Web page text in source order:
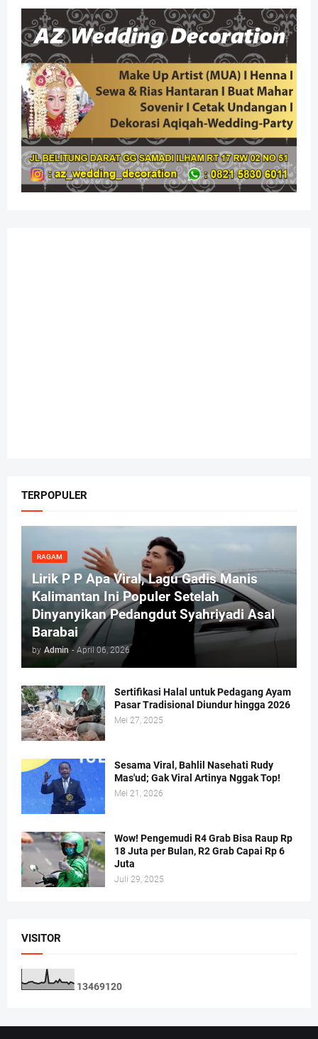
TERPOPULER
RAGAM
Lirik P P Apa Viral, Lagu Gadis Manis
Kalimantan Ini Populer Setelah
Dinyanyikan Pedangdut Syahriyadi Asal
Barabai
by Admin - April 06, 2026
Sertifikasi Halal untuk Pedagang Ayam
Pasar Tradisional Diundur hingga 2026
Mei 27, 2025
Sesama Viral, Bahlil Nasehati Rudy
Mas'ud; Gak Viral Artinya Nggak Top!
Mei 21, 2026
Wow! Pengemudi R4 Grab Bisa Raup Rp
18 Juta per Bulan, R2 Grab Capai Rp 6
Juta
Juli 29, 2025
VISITOR
13469120